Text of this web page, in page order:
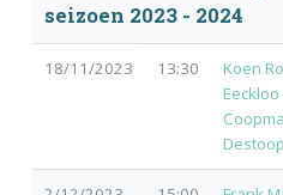
seizoen 2023 - 2024
18/11/2023 13:30 Koen
Eeckloo
Destoop